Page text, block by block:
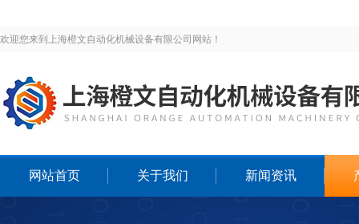
欢迎您来到上海橙文自动化机械设备有限公司网站！
网站首页 关于我们 新闻资讯